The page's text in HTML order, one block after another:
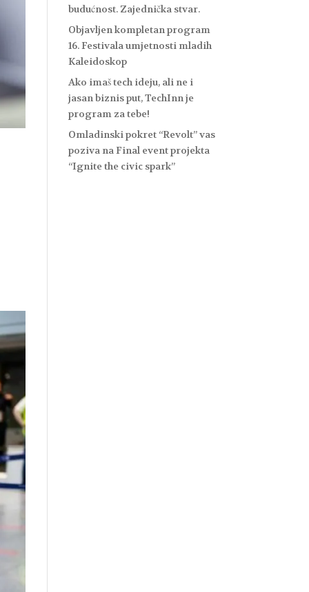
budućnost. Zajednička stvar.
Objavljen kompletan program
16. Festivala umjetnosti mladih
Kaleidoskop
Ako imaš tech ideju, ali ne i
jasan biznis put, TechInn je
program za tebe!
Omladinski pokret “Revolt” vas
poziva na Final event projekta
“Ignite the civic spark”